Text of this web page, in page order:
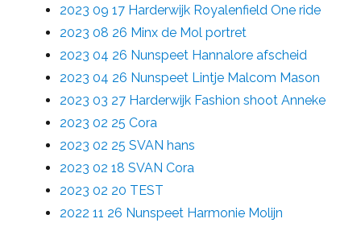
2023 09 17 Harderwijk Royalenfield One ride
2023 08 26 Minx de Mol portret
2023 04 26 Nunspeet Hannalore afscheid
2023 04 26 Nunspeet Lintje Malcom Mason
2023 03 27 Harderwijk Fashion shoot Anneke
2023 02 25 Cora
2023 02 25 SVAN hans
2023 02 18 SVAN Cora
2023 02 20 TEST
2022 11 26 Nunspeet Harmonie Molijn